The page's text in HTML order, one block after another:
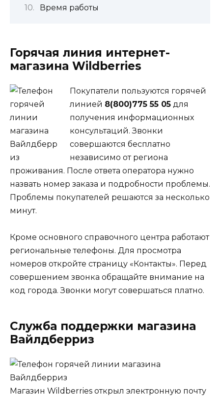
Время работы
Горячая линия интернет-
магазина Wildberries
Покупатели пользуются горячей
линией 8(800)775 55 05 для
получения информационных
консультаций. Звонки
совершаются бесплатно
независимо от региона
проживания. После ответа оператора нужно
назвать номер заказа и подробности проблемы.
Проблемы покупателей решаются за несколько
минут.
Кроме основного справочного центра работают
региональные телефоны. Для просмотра
номеров откройте страницу «Контакты». Перед
совершением звонка обращайте внимание на
код города. Звонки могут совершаться платно.
Служба поддержки магазина
Вайлдберриз
Магазин Wildberries открыл электронную почту